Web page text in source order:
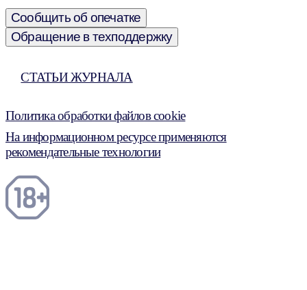
Сообщить об опечатке
Обращение в техподдержку
СТАТЬИ ЖУРНАЛА
Политика обработки файлов cookie
На информационном ресурсе применяются
рекомендательные технологии